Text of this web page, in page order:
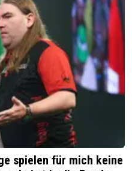
spielen für mich keine